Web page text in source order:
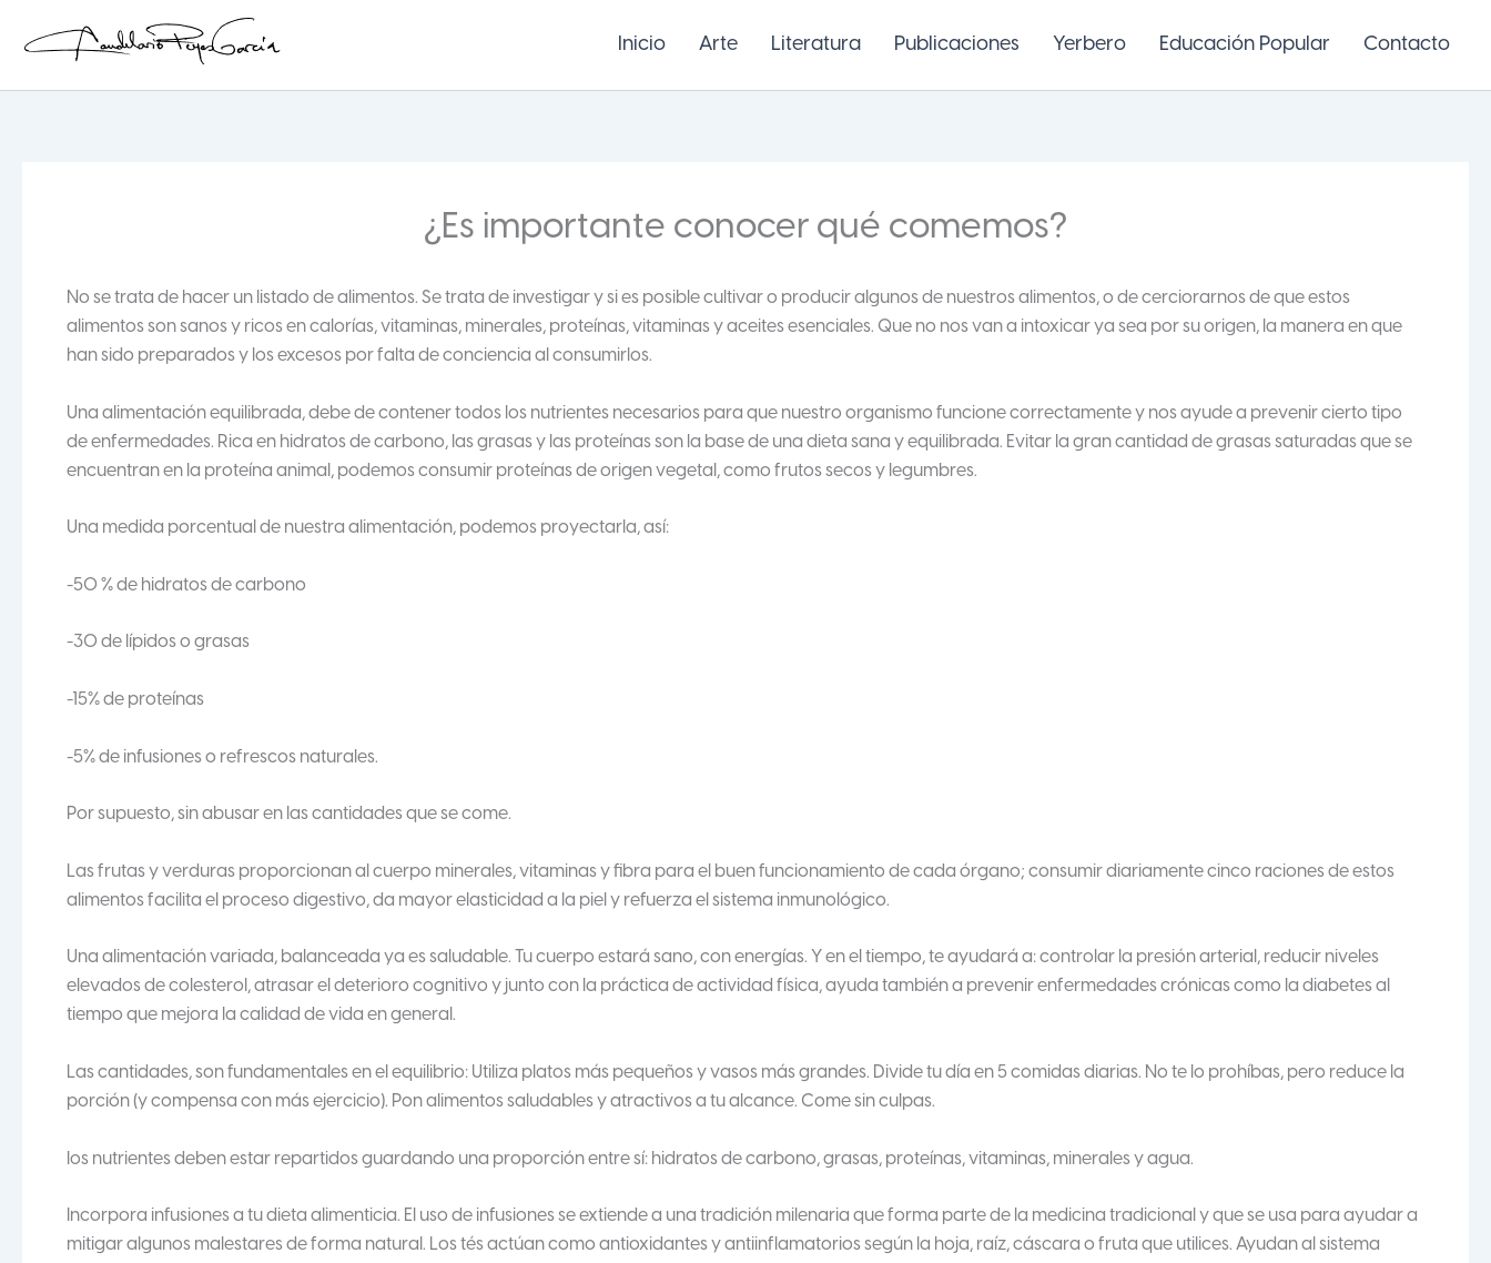
Inicio Arte Literatura Publicaciones Yerbero Educación Popular Contacto
¿Es importante conocer qué comemos?
No se trata de hacer un listado de alimentos. Se trata de investigar y si es posible cultivar o producir algunos de nuestros alimentos, o de cerciorarnos de que estos
alimentos son sanos y ricos en calorías, vitaminas, minerales, proteínas, vitaminas y aceites esenciales. Que no nos van a intoxicar ya sea por su origen, la manera en que
han sido preparados y los excesos por falta de conciencia al consumirlos.
Una alimentación equilibrada, debe de contener todos los nutrientes necesarios para que nuestro organismo funcione correctamente y nos ayude a prevenir cierto tipo
de enfermedades. Rica en hidratos de carbono, las grasas y las proteínas son la base de una dieta sana y equilibrada. Evitar la gran cantidad de grasas saturadas que se
encuentran en la proteína animal, podemos consumir proteínas de origen vegetal, como frutos secos y legumbres.
Una medida porcentual de nuestra alimentación, podemos proyectarla, así:
-50 % de hidratos de carbono
-30 de lípidos o grasas
-15% de proteínas
-5% de infusiones o refrescos naturales.
Por supuesto, sin abusar en las cantidades que se come.
Las frutas y verduras proporcionan al cuerpo minerales, vitaminas y fibra para el buen funcionamiento de cada órgano; consumir diariamente cinco raciones de estos
alimentos facilita el proceso digestivo, da mayor elasticidad a la piel y refuerza el sistema inmunológico.
Una alimentación variada, balanceada ya es saludable. Tu cuerpo estará sano, con energías. Y en el tiempo, te ayudará a: controlar la presión arterial, reducir niveles
elevados de colesterol, atrasar el deterioro cognitivo y junto con la práctica de actividad física, ayuda también a prevenir enfermedades crónicas como la diabetes al
tiempo que mejora la calidad de vida en general.
Las cantidades, son fundamentales en el equilibrio: Utiliza platos más pequeños y vasos más grandes. Divide tu día en 5 comidas diarias. No te lo prohíbas, pero reduce la
porción (y compensa con más ejercicio). Pon alimentos saludables y atractivos a tu alcance. Come sin culpas.
los nutrientes deben estar repartidos guardando una proporción entre sí: hidratos de carbono, grasas, proteínas, vitaminas, minerales y agua.
Incorpora infusiones a tu dieta alimenticia. El uso de infusiones se extiende a una tradición milenaria que forma parte de la medicina tradicional y que se usa para ayudar a
mitigar algunos malestares de forma natural. Los tés actúan como antioxidantes y antiinflamatorios según la hoja, raíz, cáscara o fruta que utilices. Ayudan al sistema